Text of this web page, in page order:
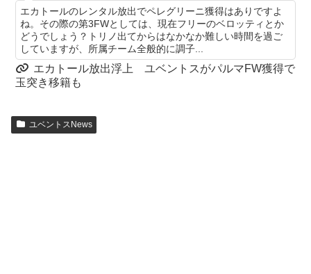
エカトールのレンタル放出でペレグリーニ獲得はありですよ
ね。その際の第3FWとしては、現在フリーのベロッティとか
どうでしょう？トリノ出てからはなかなか難しい時間を過ご
していますが、所属チーム全般的に調子...
エカトール放出浮上 ユベントスがパルマFW獲得で
玉突き移籍も
ユベントスNews